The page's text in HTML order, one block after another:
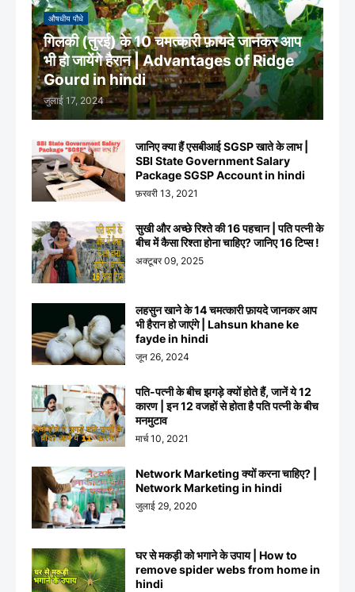
औषधीय पौधे
गिलकी (तुरई) के 10 चमत्कारी फ़ायदे जानकर आप
भी हो जायेंगे हैरान | Advantages of Ridge
Gourd in hindi
जुलाई 17, 2024
जानिए क्या हैं एसबीआई SGSP खाते के लाभ |
SBI State Government Salary
Package SGSP Account in hindi
फ़रवरी 13, 2021
सुखी और अच्छे रिश्ते की 16 पहचान | पति पत्नी के
बीच में कैसा रिश्ता होना चाहिए? जानिए 16 टिप्स !
अक्टूबर 09, 2025
लहसुन खाने के 14 चमत्कारी फ़ायदे जानकर आप
भी हैरान हो जाएंगे | Lahsun khane ke
fayde in hindi
जून 26, 2024
पति-पत्नी के बीच झगड़े क्यों होते हैं, जानें ये 12
कारण | इन 12 वजहों से होता है पति पत्नी के बीच
मनमुटाव
मार्च 10, 2021
Network Marketing क्यों करना चाहिए? |
Network Marketing in hindi
जुलाई 29, 2020
घर से मकड़ी को भगाने के उपाय | How to
remove spider webs from home in
hindi